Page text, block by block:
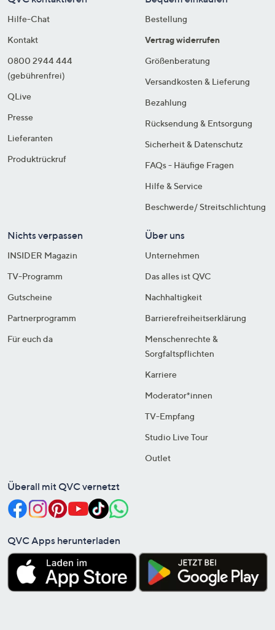
Hilfe-Chat
Kontakt
0800 2944 444
(gebührenfrei)
QLive
Presse
Lieferanten
Produktrückruf
Bestellung
Vertrag widerrufen
Größenberatung
Versandkosten & Lieferung
Bezahlung
Rücksendung & Entsorgung
Sicherheit & Datenschutz
FAQs - Häufige Fragen
Hilfe & Service
Beschwerde/ Streitschlichtung
Nichts verpassen
INSIDER Magazin
TV-Programm
Gutscheine
Partnerprogramm
Für euch da
Über uns
Unternehmen
Das alles ist QVC
Nachhaltigkeit
Barrierefreiheitserklärung
Menschenrechte &
Sorgfaltspflichten
Karriere
Moderator*innen
TV-Empfang
Studio Live Tour
Outlet
Überall mit QVC vernetzt
QVC Apps herunterladen